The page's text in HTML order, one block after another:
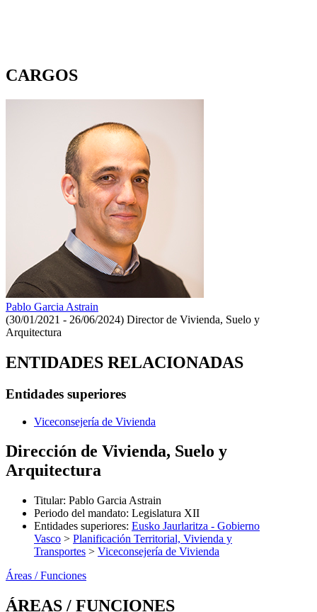
CARGOS
Pablo Garcia Astrain
(30/01/2021 - 26/06/2024) Director de Vivienda, Suelo y
Arquitectura
ENTIDADES RELACIONADAS
Entidades superiores
Viceconsejería de Vivienda
Dirección de Vivienda, Suelo y
Arquitectura
Titular: Pablo Garcia Astrain
Periodo del mandato: Legislatura XII
Entidades superiores: Eusko Jaurlaritza - Gobierno
Vasco > Planificación Territorial, Vivienda y
Transportes > Viceconsejería de Vivienda
Áreas / Funciones
ÁREAS / FUNCIONES